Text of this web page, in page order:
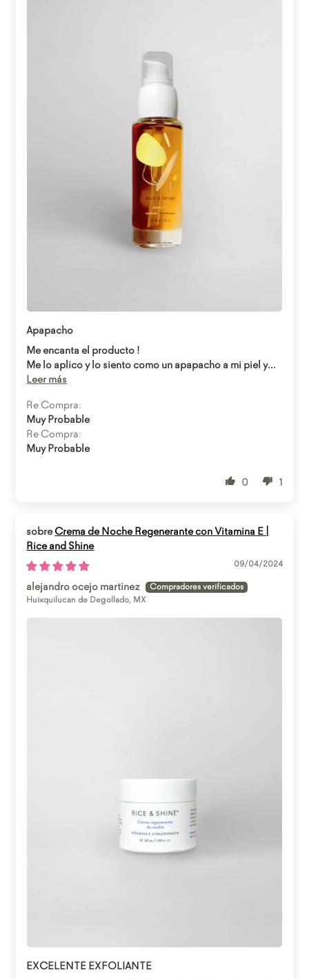
Apapacho
Me encanta el producto !
Me lo aplico y lo siento como un apapacho a mi piel y...
Leer más
Re Compra:
Muy Probable
Re Compra:
Muy Probable
0 1
Crema de Noche Regenerante con Vitamina E |
Rice and Shine
09/04/2024
alejandro ocejo martinez
Huixquilucan de Degollado, MX
EXCELENTE EXFOLIANTE